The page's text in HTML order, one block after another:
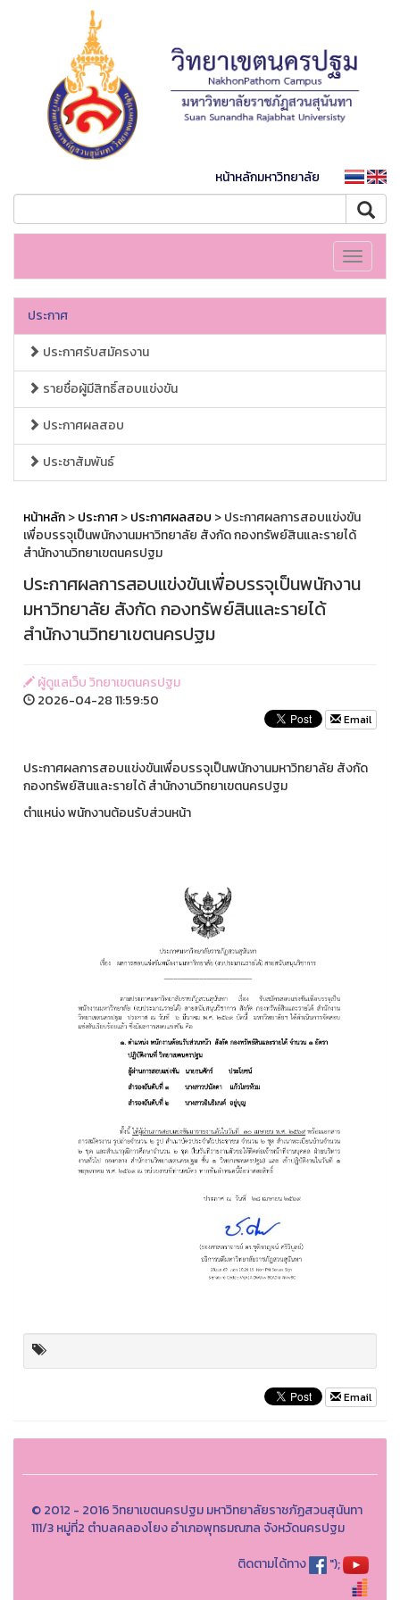
หน้าหลักมหาวิทยาลัย
Toggle
ประกาศ
ประกาศรับสมัครงาน
รายชื่อผู้มีสิทธิ์สอบแข่งขัน
ประกาศผลสอบ
ประชาสัมพันธ์
หน้าหลัก>ประกาศ>ประกาศผลสอบ > ประกาศผลการสอบแข่งขัน
เพื่อบรรจุเป็นพนักงานมหาวิทยาลัย สังกัด กองทรัพย์สินและรายได้
สำนักงานวิทยาเขตนครปฐม
ประกาศผลการสอบแข่งขันเพื่อบรรจุเป็นพนักงาน
มหาวิทยาลัย สังกัด กองทรัพย์สินและรายได้
สำนักงานวิทยาเขตนครปฐม
ผู้ดูแลเว็บ วิทยาเขตนครปฐม
2026-04-28 11:59:50
Email
ประกาศผลการสอบแข่งขันเพื่อบรรจุเป็นพนักงานมหาวิทยาลัย สังกัด
กองทรัพย์สินและรายได้ สำนักงานวิทยาเขตนครปฐม
ตำแหน่ง พนักงานต้อนรับส่วนหน้า
Email
© 2012 - 2016 วิทยาเขตนครปฐม มหาวิทยาลัยราชภัฏสวนสุนันทา
111/3 หมู่ที่2 ตำบลคลองโยง อำเภอพุทธมณฑล จังหวัดนครปฐม
ติดตามได้ทาง
");